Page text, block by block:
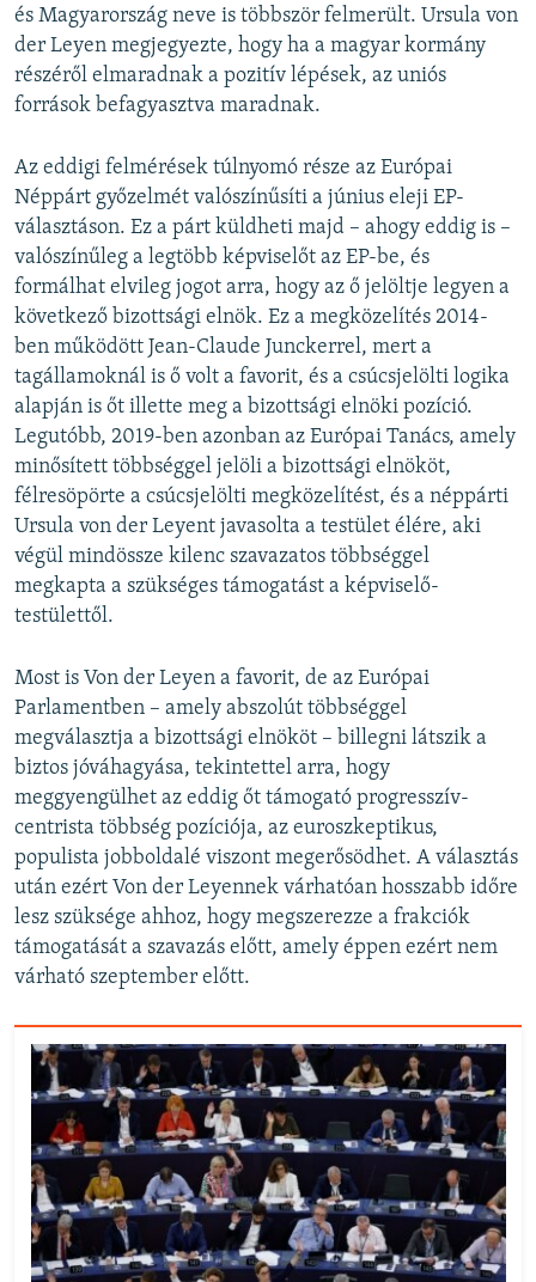
és Magyarország neve is többször felmerült. Ursula von
der Leyen megjegyezte, hogy ha a magyar kormány
részéről elmaradnak a pozitív lépések, az uniós
források befagyasztva maradnak.
Az eddigi felmérések túlnyomó része az Európai
Néppárt győzelmét valószínűsíti a június eleji EP-
választáson. Ez a párt küldheti majd – ahogy eddig is –
valószínűleg a legtöbb képviselőt az EP-be, és
formálhat elvileg jogot arra, hogy az ő jelöltje legyen a
következő bizottsági elnök. Ez a megközelítés 2014-
ben működött Jean-Claude Junckerrel, mert a
tagállamoknál is ő volt a favorit, és a csúcsjelölti logika
alapján is őt illette meg a bizottsági elnöki pozíció.
Legutóbb, 2019-ben azonban az Európai Tanács, amely
minősített többséggel jelöli a bizottsági elnököt,
félresöpörte a csúcsjelölti megközelítést, és a néppárti
Ursula von der Leyent javasolta a testület élére, aki
végül mindössze kilenc szavazatos többséggel
megkapta a szükséges támogatást a képviselő-
testülettől.
Most is Von der Leyen a favorit, de az Európai
Parlamentben – amely abszolút többséggel
megválasztja a bizottsági elnököt – billegni látszik a
biztos jóváhagyása, tekintettel arra, hogy
meggyengülhet az eddig őt támogató progresszív-
centrista többség pozíciója, az euroszkeptikus,
populista jobboldalé viszont megerősödhet. A választás
után ezért Von der Leyennek várhatóan hosszabb időre
lesz szüksége ahhoz, hogy megszerezze a frakciók
támogatását a szavazás előtt, amely éppen ezért nem
várható szeptember előtt.